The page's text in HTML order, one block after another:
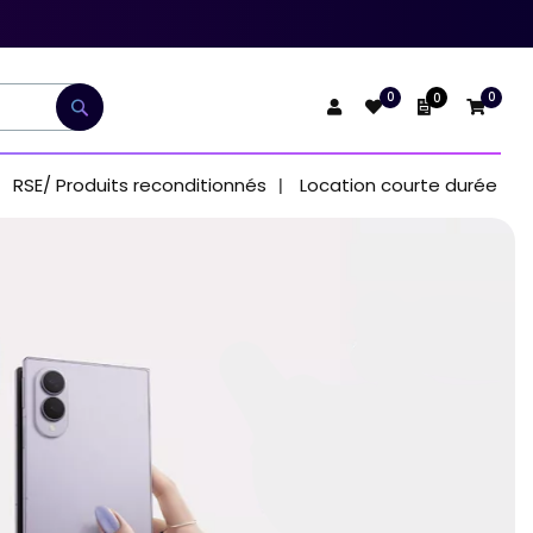
Rechercher
0 Mon devis
0 0
RSE/ Produits reconditionnés Location courte durée